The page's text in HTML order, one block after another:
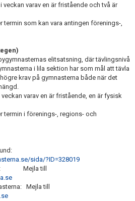
varav en är fristående och två är
termin som kan vara antingen förenings-,
elitsatsning, där tävlingsnivå
i lila sektion har som mål att tävla
krav på gymnasterna både när det
varav en är fristående, en är fysisk
termin i förenings-, regions- och
sida/?ID=328019
Mejla till
Mejla till